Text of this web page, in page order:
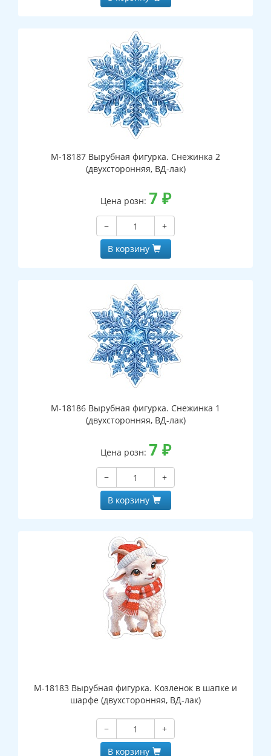
М-18187 Вырубная фигурка. Снежинка 2
(двухсторонняя, ВД-лак)
Цена розн: 7 ₽
−
+
В корзину
М-18186 Вырубная фигурка. Снежинка 1
(двухсторонняя, ВД-лак)
Цена розн: 7 ₽
−
+
В корзину
М-18183 Вырубная фигурка. Козленок в шапке и
шарфе (двухсторонняя, ВД-лак)
−
+
В корзину